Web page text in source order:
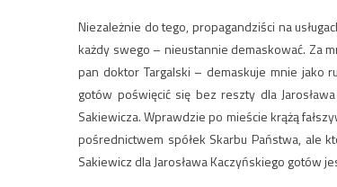
Niezależnie do tego, propagandziści na
każdy swego – nieustannie demaskować. Za
pan doktor Targalski – demaskuje mnie jako
gotów poświęcić się bez reszty dla
Sakiewicza. Wprawdzie po mieście krążą
pośrednictwem spółek Skarbu Państwa, ale
Sakiewicz dla Jarosława Kaczyńskiego gotów